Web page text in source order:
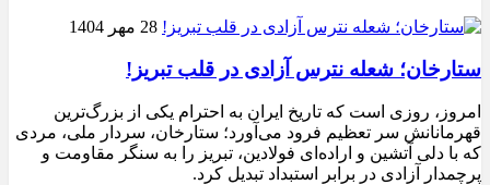
28 مهر 1404
ستارخان؛ شعله نترس آزادی در قلب تبریز!
امروز، روزی است که تاریخ ایران به احترام یکی از بزرگ‌ترین
قهرمانانش سر تعظیم فرود می‌آورد؛ ستارخان، سردار ملی، مردی
که با دلی آتشین و اراده‌ای فولادین، تبریز را به سنگر مقاومت و
پرچمدار آزادی در برابر استبداد تبدیل کرد.